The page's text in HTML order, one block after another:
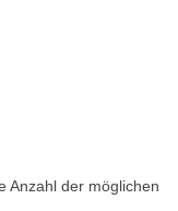
Anzahl der möglichen